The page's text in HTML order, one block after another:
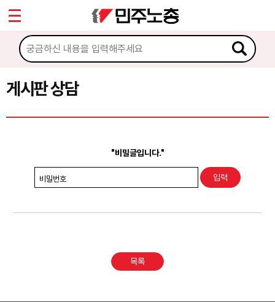
게시판 상담
"비밀글입니다."
비밀번호
목록
마이페이지
소개
소식
노동상담
권리찾기수첩 검색
찾아보기
Sketchbook5, 스케치북5
Sketchbook5, 스케치북5